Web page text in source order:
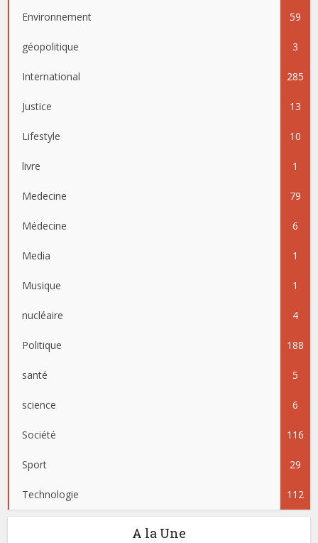
Environnement 59
géopolitique 3
International 285
Justice 13
Lifestyle 10
livre 1
Medecine 79
Médecine 6
Media 1
Musique 1
nucléaire 4
Politique 188
santé 5
science 6
Société 116
Sport 29
Technologie 112
A la Une